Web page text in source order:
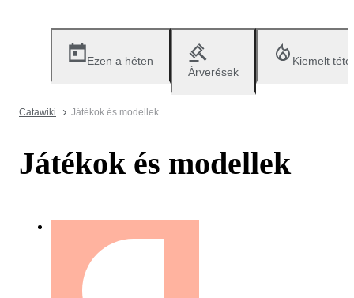
Ezen a héten
Árverések
Kiemelt
Catawiki Játékok és modellek
Játékok és modellek